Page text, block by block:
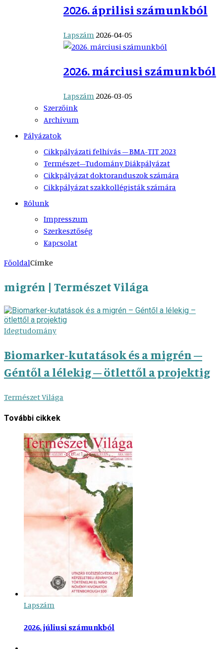
2026. áprilisi számunkból
Lapszám2026-04-05
2026. márciusi számunkból
Lapszám2026-03-05
Szerzőink
Archívum
Pályázatok
Cikkpályázati felhívás – BMA-TIT 2023
Természet–Tudomány Diákpályázat
Cikkpályázat doktoranduszok számára
Cikkpályázat szakkollégisták számára
Rólunk
Impresszum
Szerkesztőség
Kapcsolat
FőoldalCímke
migrén | Természet Világa
Idegtudomány
Biomarker-kutatások és a migrén –
Géntől a lélekig – ötlettől a projektig
Természet Világa
További cikkek
Lapszám
2026. júliusi számunkból